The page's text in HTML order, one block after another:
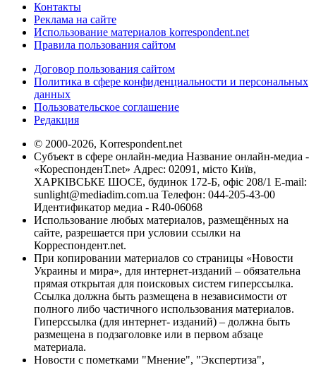
Контакты
Реклама на сайте
Использование материалов korrespondent.net
Правила пользования сайтом
Договор пользования сайтом
Политика в сфере конфиденциальности и персональных
данных
Пользовательское соглашение
Редакция
© 2000-2026, Korrespondent.net
Субъект в сфере онлайн-медиа Название онлайн-медиа -
«КореспонденТ.net» Адрес: 02091, місто Київ,
ХАРКІВСЬКЕ ШОСЕ, будинок 172-Б, офіс 208/1 E-mail:
sunlight@mediadim.com.ua Телефон: 044-205-43-00
Идентификатор медиа - R40-06068
Использование любых материалов, размещённых на
сайте, разрешается при условии ссылки на
Корреспондент.net.
При копировании материалов со страницы «Новости
Украины и мира», для интернет-изданий – обязательна
прямая открытая для поисковых систем гиперссылка.
Ссылка должна быть размещена в независимости от
полного либо частичного использования материалов.
Гиперссылка (для интернет- изданий) – должна быть
размещена в подзаголовке или в первом абзаце
материала.
Новости с пометками "Мнение", "Экспертиза",